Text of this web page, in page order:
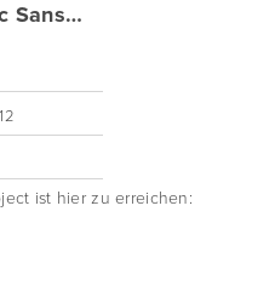
Sans…
ist hier zu erreichen: